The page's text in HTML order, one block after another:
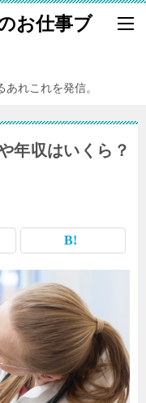
お仕事ブ
れこれを発信。
年収はいくら？